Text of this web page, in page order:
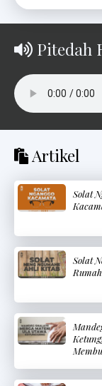
Pitedah
Artikel
Solat
Solat